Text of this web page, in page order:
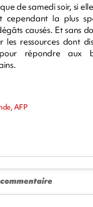
de samedi soir, si
cependant la plus
causés. Et sans
les ressources dont
répondre aux
AFP